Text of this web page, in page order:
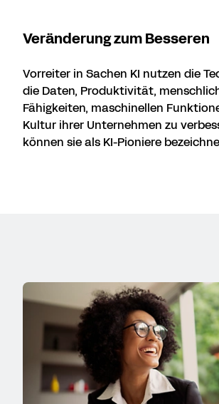
Veränderung zum Besseren
Vorreiter in Sachen KI nutzen die
die Daten, Produktivität,
Fähigkeiten, maschinellen
Kultur ihrer Unternehmen zu
können sie als KI-Pioniere